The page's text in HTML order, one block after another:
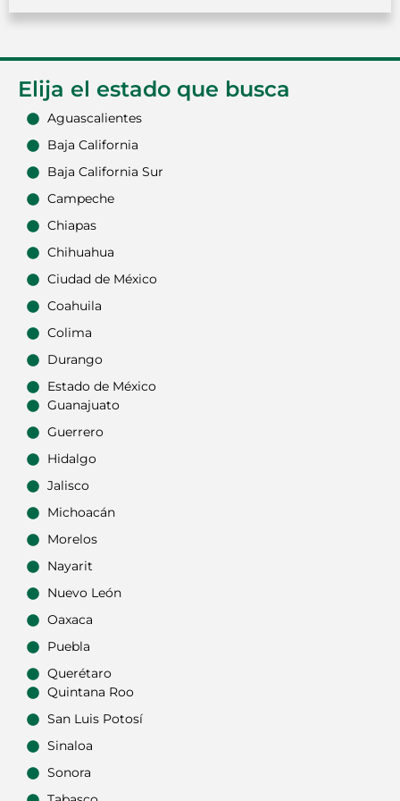
Elija el estado que busca
Aguascalientes
Baja California
Baja California Sur
Campeche
Chiapas
Chihuahua
Ciudad de México
Coahuila
Colima
Durango
Estado de México
Guanajuato
Guerrero
Hidalgo
Jalisco
Michoacán
Morelos
Nayarit
Nuevo León
Oaxaca
Puebla
Querétaro
Quintana Roo
San Luis Potosí
Sinaloa
Sonora